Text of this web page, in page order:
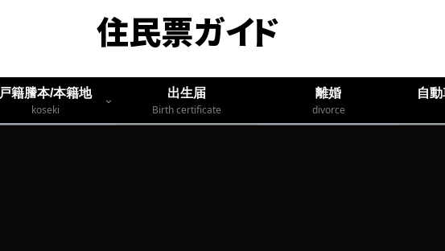
戸籍謄本/本籍地
koseki
出生届
Birth certificate
離婚
divorce
自